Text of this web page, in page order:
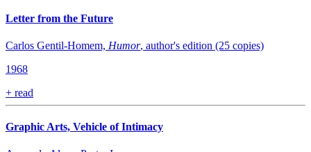
Letter from the Future
Carlos Gentil-Homem, Humor, author's edition (25 copies)
1968
+ read
Graphic Arts, Vehicle of Intimacy